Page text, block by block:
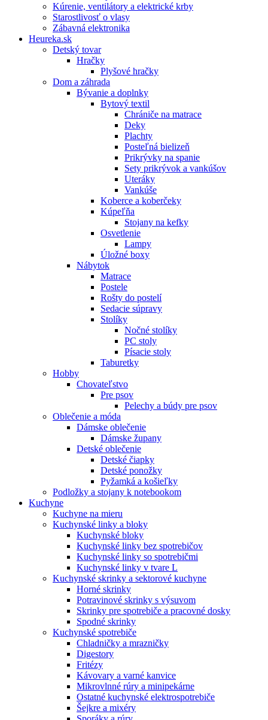
Kúrenie, ventilátory a elektrické krby
Starostlivosť o vlasy
Zábavná elektronika
Heureka.sk
Detský tovar
Hračky
Plyšové hračky
Dom a záhrada
Bývanie a doplnky
Bytový textil
Chrániče na matrace
Deky
Plachty
Posteľná bielizeň
Prikrývky na spanie
Sety prikrývok a vankúšov
Uteráky
Vankúše
Koberce a koberčeky
Kúpeľňa
Stojany na kefky
Osvetlenie
Lampy
Úložné boxy
Nábytok
Matrace
Postele
Rošty do postelí
Sedacie súpravy
Stolíky
Nočné stolíky
PC stoly
Písacie stoly
Taburetky
Hobby
Chovateľstvo
Pre psov
Pelechy a búdy pre psov
Oblečenie a móda
Dámske oblečenie
Dámske župany
Detské oblečenie
Detské čiapky
Detské ponožky
Pyžamká a košieľky
Podložky a stojany k notebookom
Kuchyne
Kuchyne na mieru
Kuchynské linky a bloky
Kuchynské bloky
Kuchynské linky bez spotrebičov
Kuchynské linky so spotrebičmi
Kuchynské linky v tvare L
Kuchynské skrinky a sektorové kuchyne
Horné skrinky
Potravinové skrinky s výsuvom
Skrinky pre spotrebiče a pracovné dosky
Spodné skrinky
Kuchynské spotrebiče
Chladničky a mrazničky
Digestory
Fritézy
Kávovary a varné kanvice
Mikrovlnné rúry a minipekárne
Ostatné kuchynské elektrospotrebiče
Šejkre a mixéry